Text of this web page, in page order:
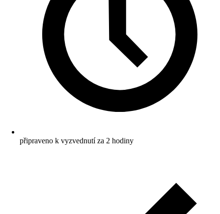
připraveno k vyzvednutí za 2 hodiny